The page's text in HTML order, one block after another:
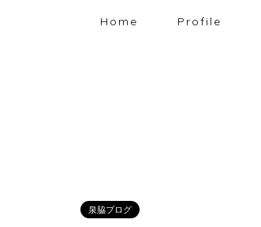
Home Profile
泉脇ブログ